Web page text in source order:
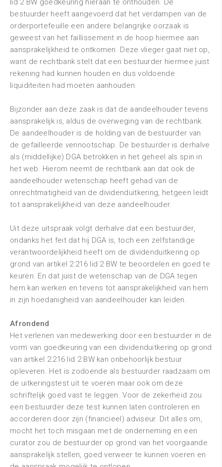
lid 2 BW goedkeuring hieraan te onthouden. De
bestuurder heeft aangevoerd dat het verdampen van de
orderportefeuille een andere belangrijke oorzaak is
geweest van het faillissement in de hoop hiermee aan
aansprakelijkheid te ontkomen. Deze vlieger gaat niet op,
want de rechtbank stelt dat een bestuurder hiermee juist
rekening had kunnen houden en dus voldoende
liquiditeiten had moeten aanhouden.
Bijzonder aan deze zaak is dat de aandeelhouder tevens
aansprakelijk is, aldus de overweging van de rechtbank.
De aandeelhouder is de holding van de bestuurder van
de gefailleerde vennootschap. De bestuurder is derhalve
als (middellijke) DGA betrokken in het geheel als spin in
het web. Hierom neemt de rechtbank aan dat ook de
aandeelhouder wetenschap heeft gehad van de
onrechtmatigheid van de dividenduitkering, hetgeen leidt
tot aansprakelijkheid van deze aandeelhouder.
Uit deze uitspraak volgt derhalve dat een bestuurder,
ondanks het feit dat hij DGA is, toch een zelfstandige
verantwoordelijkheid heeft om de dividenduitkering op
grond van artikel 2:216 lid 2 BW te beoordelen en goed te
keuren. En dat juist de wetenschap van de DGA tegen
hem kan werken en tevens tot aansprakelijkheid van hem
in zijn hoedanigheid van aandeelhouder kan leiden.
Afrondend
Het verlenen van medewerking door een bestuurder in de
vorm van goedkeuring van een dividenduitkering op grond
van artikel 2:216 lid 2 BW kan onbehoorlijk bestuur
opleveren. Het is zodoende als bestuurder raadzaam om
de uitkeringstest uit te voeren maar ook om deze
schriftelijk goed vast te leggen. Voor de zekerheid zou
een bestuurder deze test kunnen laten controleren en
accorderen door zijn (financieel) adviseur. Dit alles om,
mocht het toch misgaan met de onderneming en een
curator zou de bestuurder op grond van het voorgaande
aansprakelijk stellen, goed verweer te kunnen voeren en